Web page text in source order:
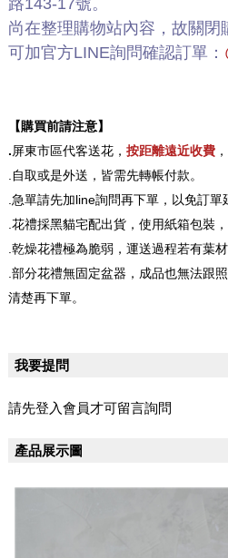
尚在整理購物站內容，故關閉
可加官方LINE詢問確認訂單：
【購買前請注意】
.屏東市區代客送花， 按距離遠近收費
.自取或是外送，皆需先轉帳付款。
.急單請先加line詢問再下單，以免訂單
.花禮採黑貓宅配出貨，使用紙箱包裝
.乾燥花禮極為脆弱，運送過程若有葉
.部分花禮無固定盆器，成品也無法跟
清楚再下單。
我要提問
請先登入會員才可留言詢問
產品展示圖